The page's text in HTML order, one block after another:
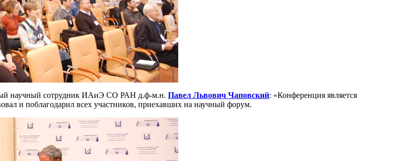
научный сотрудник ИАиЭ СО РАН д.ф-м.н. Павел Львович Чаповский: «Конференция является
и поблагодарил всех участников, приехавших на научный форум.